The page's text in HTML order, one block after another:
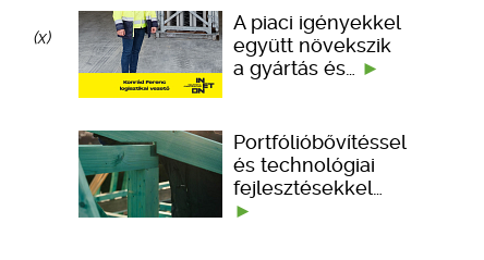
(x)
A piaci igényekkel
együtt növekszik
a gyártás és…
Portfólióbővítéssel
és technológiai
fejlesztésekkel…